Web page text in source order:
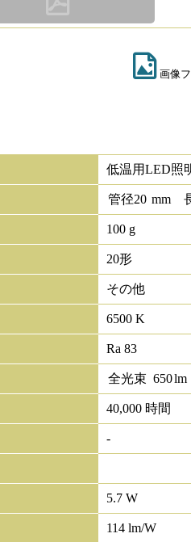
画像
低温用LED照
管径20 mm
100 g
20形
その他
6500 K
Ra 83
全光束 650lm
40,000 時間
-
5.7 W
114 lm/W